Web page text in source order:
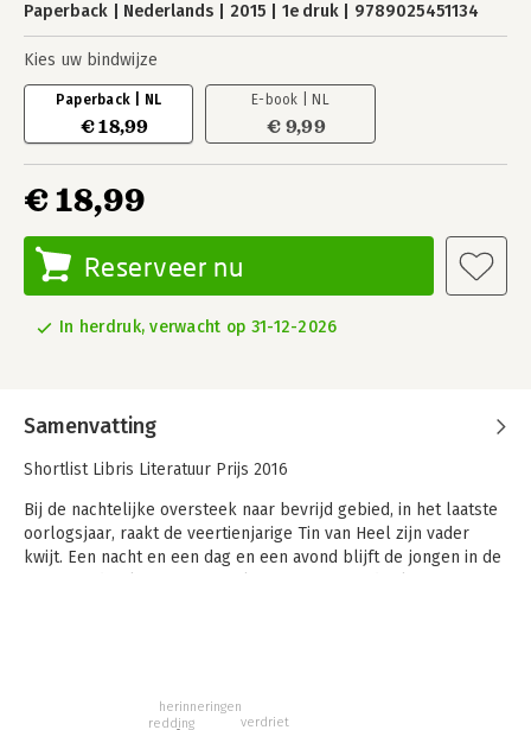
Paperback Nederlands 2015 1e druk 9789025451134
Kies uw bindwijze
Paperback | NL
€ 18,99
E-book | NL
€ 9,99
€ 18,99
Reserveer nu
In herdruk, verwacht op 31-12-2026
Samenvatting
Shortlist Libris Literatuur Prijs 2016
Bij de nachtelijke oversteek naar bevrijd gebied, in het laatste
oorlogsjaar, raakt de veertienjarige Tin van Heel zijn vader
kwijt. Een nacht en een dag en een avond blijft de jongen in de
redding
herinneringen
verdriet